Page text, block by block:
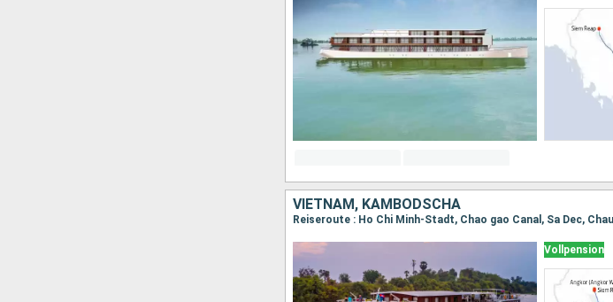
VIETNAM, KAMBODSCHA
Vollpension